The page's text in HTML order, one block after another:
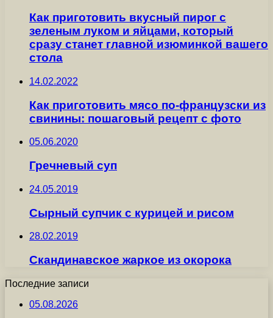
Как приготовить вкусный пирог с
зеленым луком и яйцами, который
сразу станет главной изюминкой вашего
стола
14.02.2022
Как приготовить мясо по-французски из
свинины: пошаговый рецепт с фото
05.06.2020
Гречневый суп
24.05.2019
Сырный супчик с курицей и рисом
28.02.2019
Скандинавское жаркое из окорока
Последние записи
05.08.2026